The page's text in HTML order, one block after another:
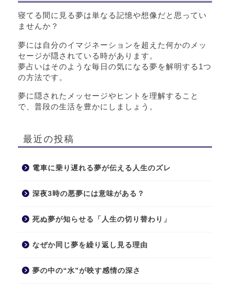
寝てる間に見る夢は単なる記憶や想像だと思ってい
ませんか？
夢には自分のイマジネーションを超えた何かのメッ
セージが隠されている時があります。
夢占いはそのような毎日の気になる夢を解明する1つ
の方法です。
夢に隠されたメッセージやヒントを理解すること
で、普段の生活を豊かにしましょう。
最近の投稿
電車に乗り遅れる夢が伝える人生のズレ
深夜3時の悪夢には意味がある？
死ぬ夢が知らせる「人生の切り替わり」
なぜか同じ夢を繰り返し見る理由
夢の中の“水”が映す感情の深さ